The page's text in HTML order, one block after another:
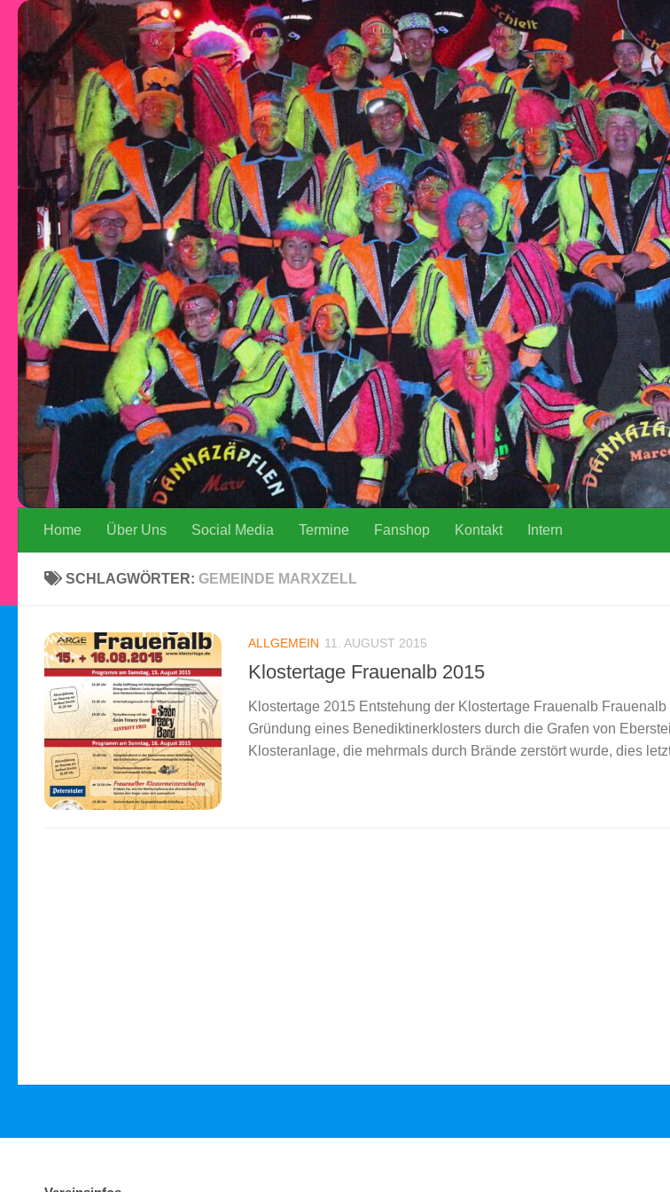
Zum Inhalt springen
Home Über Uns Social Media Termine Fanshop Kontakt Intern
SCHLAGWÖRTER: GEMEINDE MARXZELL
ALLGEMEIN 11. AUGUST 2015
Klostertage Frauenalb 2015
Klostertage 2015 Entstehung der Klostertage Frauenalb
Gründung eines Benediktinerklosters durch die Grafen von
Klosteranlage, die mehrmals durch Brände zerstört wurde, dies